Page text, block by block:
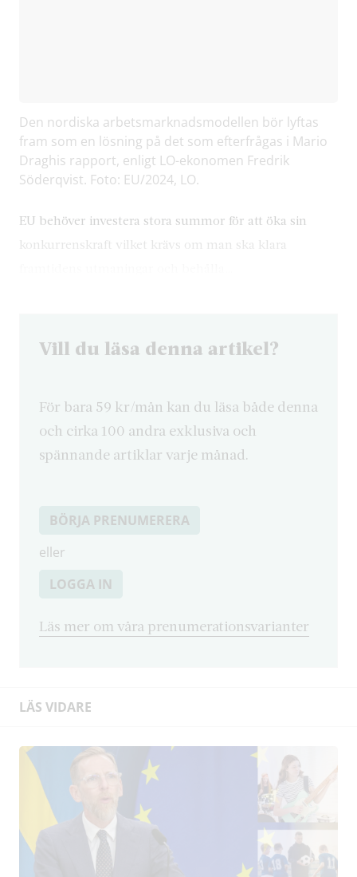
Den nordiska arbetsmarknadsmodellen bör lyftas
fram som en lösning på det som efterfrågas i Mario
Draghis rapport, enligt LO-ekonomen Fredrik
Söderqvist. Foto: EU/2024, LO.
EU behöver investera stora summor för att öka sin
konkurrenskraft vilket krävs om man ska klara
Vill du läsa denna artikel?
För bara 59 kr/mån kan du läsa både denna
och cirka 100 andra exklusiva och
spännande artiklar varje månad.
BÖRJA PRENUMERERA
eller
LOGGA IN
Läs mer om våra prenumerationsvarianter
LÄS VIDARE